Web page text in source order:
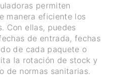
permiten
manera eficiente los
Con ellas, puedes
de entrada, fechas
de cada paquete o
la rotación de stock y
de normas sanitarias.